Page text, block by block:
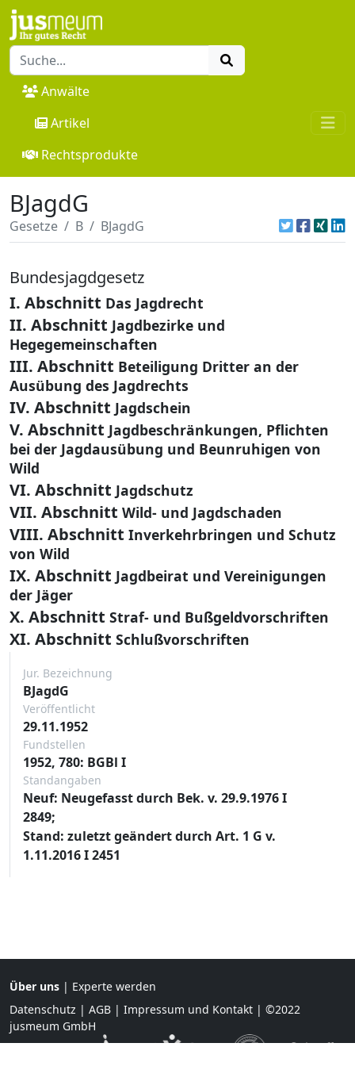
Anwälte
Artikel
Rechtsprodukte
BJagdG
Gesetze B BJagdG
Bundesjagdgesetz
I. Abschnitt Das Jagdrecht
II. Abschnitt Jagdbezirke und
Hegegemeinschaften
III. Abschnitt Beteiligung Dritter an der
Ausübung des Jagdrechts
IV. Abschnitt Jagdschein
V. Abschnitt Jagdbeschränkungen, Pflichten
bei der Jagdausübung und Beunruhigen von
Wild
VI. Abschnitt Jagdschutz
VII. Abschnitt Wild- und Jagdschaden
VIII. Abschnitt Inverkehrbringen und Schutz
von Wild
IX. Abschnitt Jagdbeirat und Vereinigungen
der Jäger
X. Abschnitt Straf- und Bußgeldvorschriften
XI. Abschnitt Schlußvorschriften
Jur. Bezeichnung
BJagdG
Veröffentlicht
29.11.1952
Fundstellen
1952, 780: BGBl I
Standangaben
Neuf: Neugefasst durch Bek. v. 29.9.1976 I
2849;
Stand: zuletzt geändert durch Art. 1 G v.
1.11.2016 I 2451
Über uns | Experte werden
Datenschutz | AGB | Impressum und Kontakt | ©2022
jusmeum GmbH